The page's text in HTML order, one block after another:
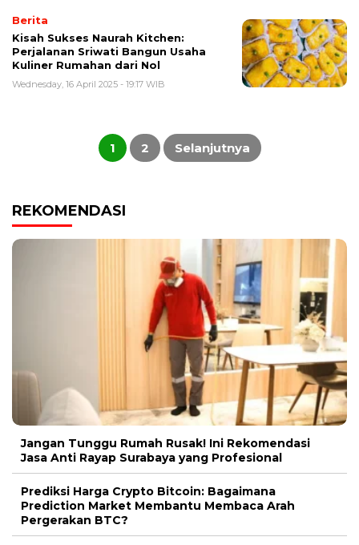
Berita
Kisah Sukses Naurah Kitchen:
Perjalanan Sriwati Bangun Usaha
Kuliner Rumahan dari Nol
Wednesday, 16 April 2025 - 19:17 WIB
pagination
1 2 Selanjutnya
REKOMENDASI
Jangan Tunggu Rumah Rusak! Ini Rekomendasi
Jasa Anti Rayap Surabaya yang Profesional
Prediksi Harga Crypto Bitcoin: Bagaimana
Prediction Market Membantu Membaca Arah
Pergerakan BTC?